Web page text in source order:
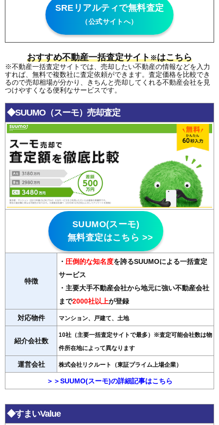
SREリアルティで無料査定
（公式サイトへ）
おすすめ不動産一括査定サイト※はこちら
※不動産一括査定サイトでは、売却したい不動産の情報などを入力
すれば、無料で複数社に査定依頼ができます。査定価格を比較でき
るので売却相場が分かり、きちんと売却してくれる不動産会社を見
つけやすくなる便利なサービスです。
◆SUUMO（スーモ）売却査定
SUUMO(スーモ)
無料査定はこちら >>
特徴
・ 圧倒的な知名度を誇るSUUMOによる一括査定
サービス
・主要大手不動産会社から地元に強い不動産会社
まで2000社以上が登録
対応物件 マンション、戸建て、土地
紹介会社数
10社（主要一括査定サイトで最多）※査定可能会社数は物
件所在地によって異なります
運営会社 株式会社リクルート（東証プライム上場企業）
＞＞SUUMO(スーモ)の詳細記事はこちら
◆すまいValue